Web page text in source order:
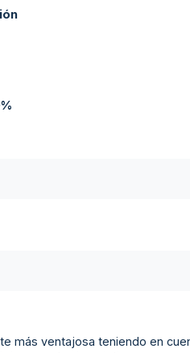
más ventajosa teniendo en